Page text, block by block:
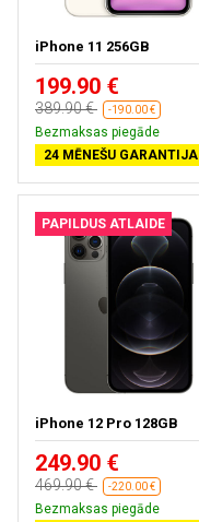
iPhone 11 256GB
199.90 €
389.90 € -190.00 €
Bezmaksas piegāde
24 MĒNEŠU GARANTIJA
PAPILDUS ATLAIDE
iPhone 12 Pro 128GB
249.90 €
469.90 € -220.00 €
Bezmaksas piegāde